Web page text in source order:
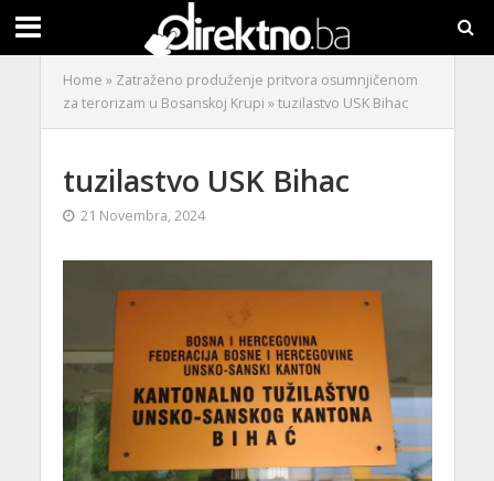
Home » Zatraženo produženje pritvora osumnjičenom
za terorizam u Bosanskoj Krupi »tuzilastvo USK Bihac
tuzilastvo USK Bihac
21 Novembra, 2024